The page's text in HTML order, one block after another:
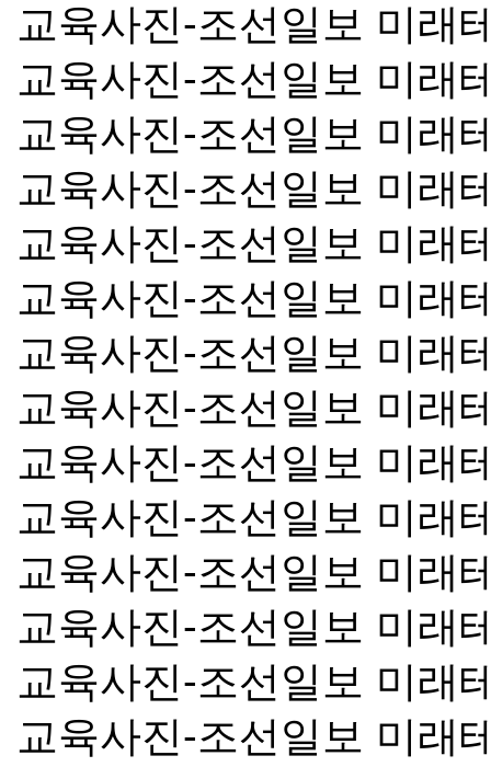
교육사진-조선일보 미래
교육사진-조선일보 미래
교육사진-조선일보 미래
교육사진-조선일보 미래
교육사진-조선일보 미래
교육사진-조선일보 미래
교육사진-조선일보 미래
교육사진-조선일보 미래
교육사진-조선일보 미래
교육사진-조선일보 미래
교육사진-조선일보 미래
교육사진-조선일보 미래
교육사진-조선일보 미래
교육사진-조선일보 미래